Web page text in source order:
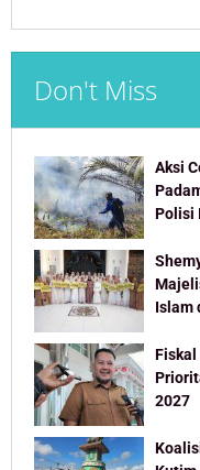
Don't Miss
Aksi
Polisi
Islam
Fiskal
2027